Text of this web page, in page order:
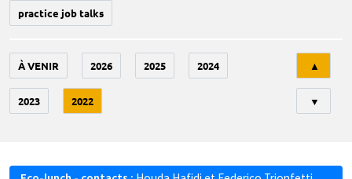
practice job talks
À VENIR 2026 2025 2024
2023 2022
▲
▼